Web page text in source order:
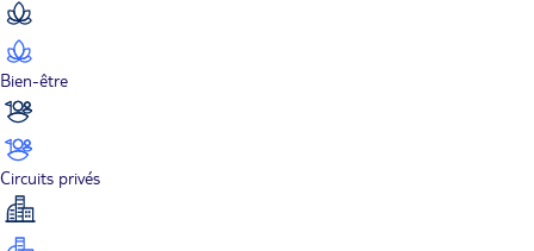
Bien-être
Circuits privés